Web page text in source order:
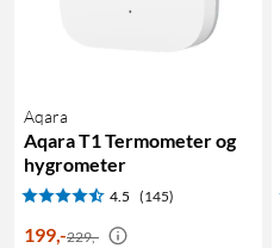
Aqara
Aqara T1 Termometer og
hygrometer
4.5 (145)
199,-229,-